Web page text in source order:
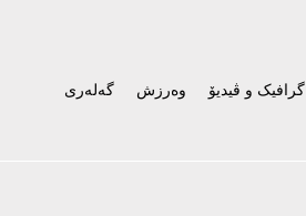
گرافیک و ڤیدیۆ وەرزش
گەلەری